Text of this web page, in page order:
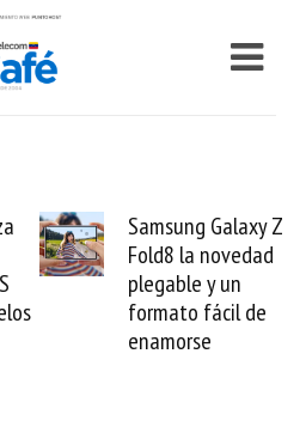
Samsung Galaxy Z
Fold8 la novedad
plegable y un
formato fácil de